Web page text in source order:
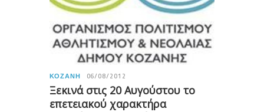
ΚΟΖΆΝΗ 06/08/2012
Ξεκινά στις 20 Αυγούστου το
επετειακού χαρακτήρα